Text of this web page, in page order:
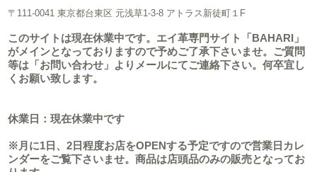
〒111-0041 東京都台東区 元浅草1-3-8 アトラス新徒町１F
このサイトは現在休業中です。エイ革専門サイト「BAHARI」
がメインとなっておりますので予めご了承下さいませ。ご質問
等は「お問い合わせ」よりメールにてご連絡下さい。何卒宜し
くお願い致します。
休業日：現在休業中です
※月に1日、2日程度お店をOPENする予定ですので営業日カレ
ンダーをご覧下さいませ。商品は店頭品のみの販売となってお